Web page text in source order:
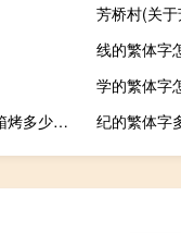
芳桥村(关
线的繁体字
学的繁体字
纸杯蛋糕的做法 烤箱烤多少时间（纸杯蛋糕的做法）
纪的繁体字